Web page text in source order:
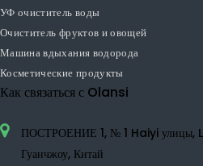
HEPA очиститель воздуха
Домашний очиститель воздуха
Машина водорода
Водородная водяная машина